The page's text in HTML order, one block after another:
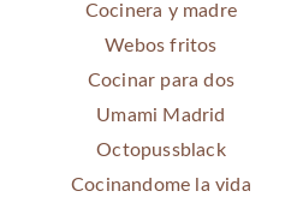
Cocinera y madre
Webos fritos
Cocinar para dos
Umami Madrid
Octopussblack
Cocinandome la vida